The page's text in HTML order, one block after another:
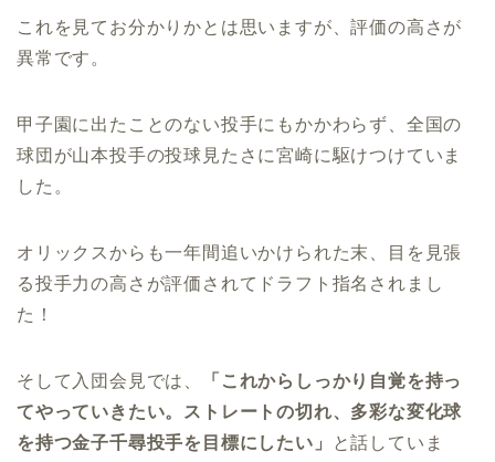
これを見てお分かりかとは思いますが、評価の高さが
異常です。
甲子園に出たことのない投手にもかかわらず、全国の
球団が山本投手の投球見たさに宮崎に駆けつけていま
した。
オリックスからも一年間追いかけられた末、目を見張
る投手力の高さが評価されてドラフト指名されまし
た！
そして入団会見では、
「これからしっかり自覚を持っ
てやっていきたい。ストレートの切れ、多彩な変化球
を持つ金子千尋投手を目標にしたい」
と話していま